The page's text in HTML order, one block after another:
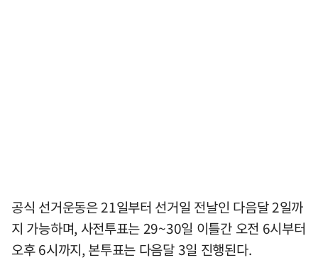
공식 선거운동은 21일부터 선거일 전날인 다음달 2일까
지 가능하며, 사전투표는 29~30일 이틀간 오전 6시부터
오후 6시까지, 본투표는 다음달 3일 진행된다.